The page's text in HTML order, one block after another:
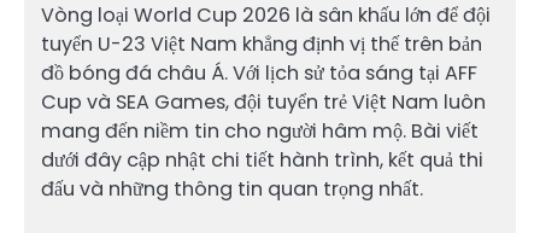
Vòng loại World Cup 2026 là sân khấu lớn để đội
tuyển U-23 Việt Nam khẳng định vị thế trên bản
đồ bóng đá châu Á. Với lịch sử tỏa sáng tại AFF
Cup và SEA Games, đội tuyển trẻ Việt Nam luôn
mang đến niềm tin cho người hâm mộ. Bài viết
dưới đây cập nhật chi tiết hành trình, kết quả thi
đấu và những thông tin quan trọng nhất.